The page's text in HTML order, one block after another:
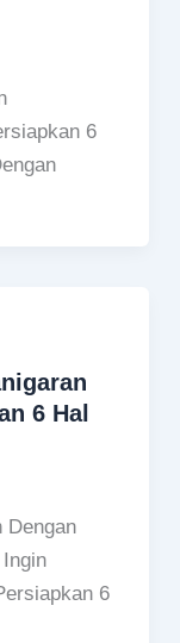
6
6 Hal
Dengan
6